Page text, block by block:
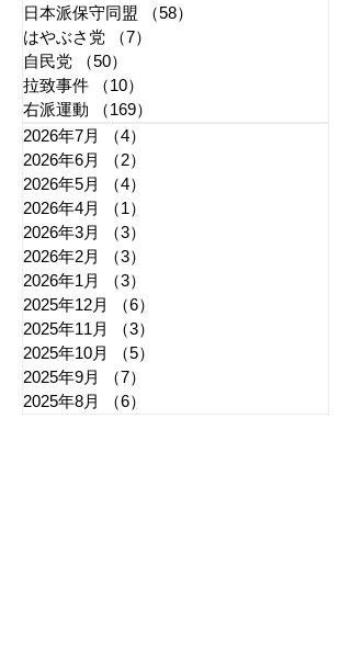
日本派保守同盟
（58）
はやぶさ党
（7）
自民党
（50）
拉致事件
（10）
右派運動
（169）
2026年7月
（4）
2026年6月
（2）
2026年5月
（4）
2026年4月
（1）
2026年3月
（3）
2026年2月
（3）
2026年1月
（3）
2025年12月
（6）
2025年11月
（3）
2025年10月
（5）
2025年9月
（7）
2025年8月
（6）